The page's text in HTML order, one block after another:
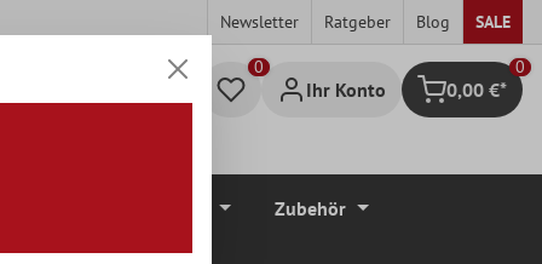
Newsletter Ratgeber Blog SALE
Ihr Konto Warenkorb
0
0,00 €*
Zubehör